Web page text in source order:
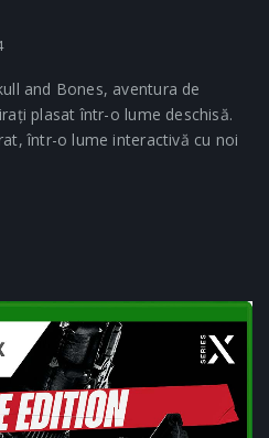
and Bones, aventura de
plasat într-o lume deschisă.
într-o lume interactivă cu noi